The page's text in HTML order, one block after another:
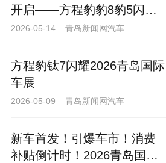
开启——方程豹豹8豹5闪充
版上市
2026-05-14 青岛新闻网汽车
方程豹钛7闪耀2026青岛国际
车展
2026-05-09 青岛新闻网汽车
新车首发！引爆车市！消费
补贴倒计时！2026青岛国际